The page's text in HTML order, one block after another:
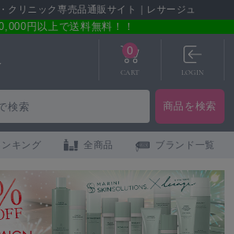
クリニック専売品通販サイト｜レサージュ
円以上で送料無料！！
0
CART LOGIN
ンキング 全商品 ブランド一覧